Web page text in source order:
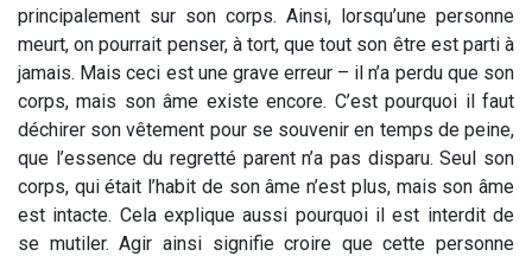
principalement sur son corps. Ainsi, lorsqu’une personne
meurt, on pourrait penser, à tort, que tout son être est parti à
jamais. Mais ceci est une grave erreur – il n’a perdu que son
corps, mais son âme existe encore. C’est pourquoi il faut
déchirer son vêtement pour se souvenir en temps de peine,
que l’essence du regretté parent n’a pas disparu. Seul son
corps, qui était l’habit de son âme n’est plus, mais son âme
est intacte. Cela explique aussi pourquoi il est interdit de
se mutiler. Agir ainsi signifie croire que cette personne